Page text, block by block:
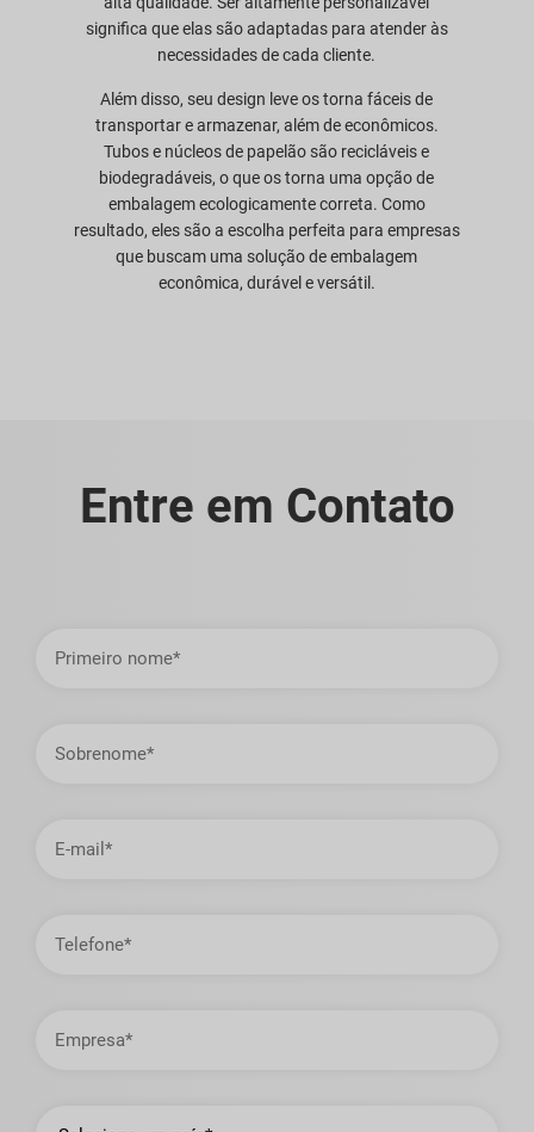
significa que elas são adaptadas para atender às
necessidades de cada cliente.
Além disso, seu design leve os torna fáceis de
transportar e armazenar, além de econômicos.
Tubos e núcleos de papelão são recicláveis e
biodegradáveis, o que os torna uma opção de
embalagem ecologicamente correta. Como
resultado, eles são a escolha perfeita para empresas
que buscam uma solução de embalagem
econômica, durável e versátil.
Entre em Contato
nome